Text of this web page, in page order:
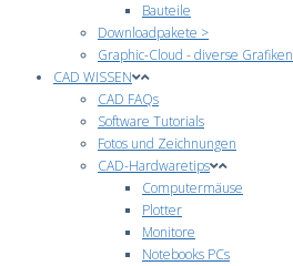
Bauteile
Downloadpakete >
Graphic-Cloud - diverse Grafiken
CAD WISSEN
CAD FAQs
Software Tutorials
Fotos und Zeichnungen
CAD-Hardwaretips
Computermäuse
Plotter
Monitore
Notebooks PCs